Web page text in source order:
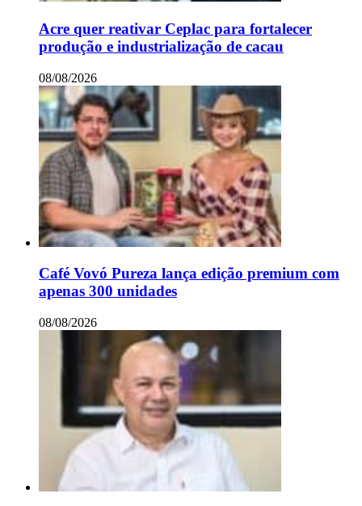
Acre quer reativar Ceplac para fortalecer
produção e industrialização de cacau
08/08/2026
Café Vovó Pureza lança edição premium com
apenas 300 unidades
08/08/2026